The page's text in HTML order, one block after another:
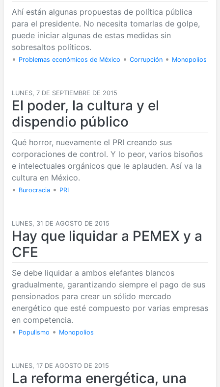
Ahí están algunas propuestas de política pública
para el presidente. No necesita tomarlas de golpe,
puede iniciar algunas de estas medidas sin
sobresaltos políticos.
• Problemas económicos de México • Corrupción • Monopolios
LUNES, 7 DE SEPTIEMBRE DE 2015
El poder, la cultura y el
dispendio público
Qué horror, nuevamente el PRI creando sus
corporaciones de control. Y lo peor, varios bisoños
e intelectuales orgánicos que le aplauden. Así va la
cultura en México.
• Burocracia • PRI
LUNES, 31 DE AGOSTO DE 2015
Hay que liquidar a PEMEX y a
CFE
Se debe liquidar a ambos elefantes blancos
gradualmente, garantizando siempre el pago de sus
pensionados para crear un sólido mercado
energético que esté compuesto por varias empresas
en competencia.
• Populismo • Monopolios
LUNES, 17 DE AGOSTO DE 2015
La reforma energética, una